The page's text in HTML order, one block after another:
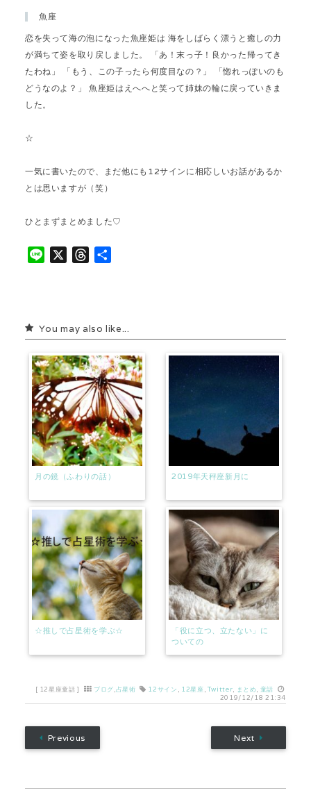
魚座
恋を失って海の泡になった魚座姫は 海をしばらく漂うと癒しの力
が満ちて姿を取り戻しました。 「あ！末っ子！良かった帰ってき
たわね」 「もう、この子ったら何度目なの？」 「惚れっぽいのも
どうなのよ？」 魚座姫はえへへと笑って姉妹の輪に戻っていきま
した。
☆
一気に書いたので、まだ他にも12サインに相応しいお話があるか
とは思いますが（笑）
ひとまずまとめました♡
d
s
You may also like...
月の鏡（ふわりの話） 2019年天秤座新月に
☆推しで占星術を学ぶ☆
「役に立つ、立たない」に
ついての
[ 12星座童話 ] ブログ,占星術 12サイン , 12星座, Twitter, まとめ, 童話
2019/12/18 21:34
Previous Next